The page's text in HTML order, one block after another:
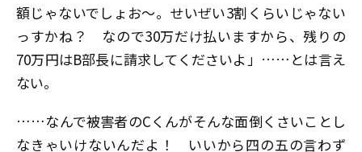
額じゃないでしょお〜。せいぜい3割くらいじゃない
っすかね？ なので30万だけ払いますから、残りの
70万円はB部長に請求してくださいよ」……とは言え
ない。
……なんで被害者のCくんがそんな面倒くさいことし
なきゃいけないんだよ！ いいから四の五の言わず